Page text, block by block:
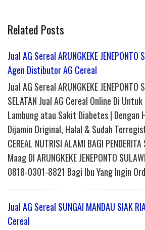
Related Posts
Jual AG Sereal ARUNGKEKE JENEPONTO
Agen Distibutor AG Cereal
Jual AG Sereal ARUNGKEKE JENEPONTO
SELATAN Jual AG Cereal Online Di
Lambung atau Sakit Diabetes | Dengan
Dijamin Original, Halal & Sudah
CEREAL NUTRISI ALAMI BAGI
Maag DI ARUNGKEKE JENEPONTO
0818-0301-8821 Bagi Ibu Yang Ingin
Jual AG Sereal SUNGAI MANDAU SIAK
Cereal